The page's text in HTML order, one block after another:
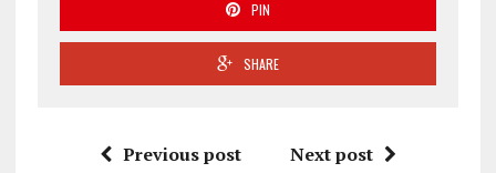
PIN
SHARE
Previous post Next post